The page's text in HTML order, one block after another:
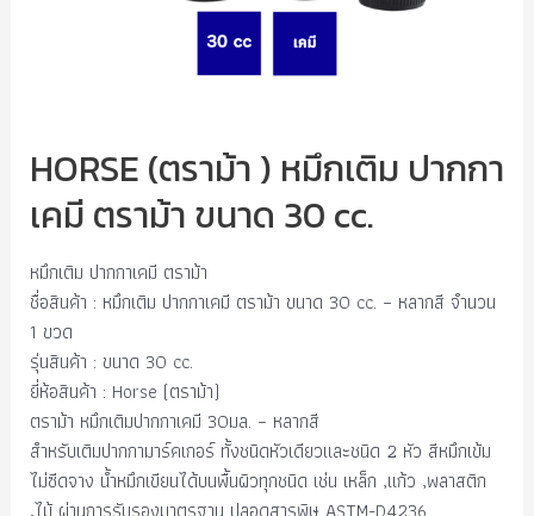
HORSE (ตราม้า ) หมึกเติม ปากกา
เคมี ตราม้า ขนาด 30 cc.
หมึกเติม ปากกาเคมี ตราม้า
ชื่อสินค้า : หมึกเติม ปากกาเคมี ตราม้า ขนาด 30 cc. – หลากสี จำนวน
1 ขวด
รุ่นสินค้า : ขนาด 30 cc.
ยี่ห้อสินค้า : Horse (ตราม้า)
ตราม้า หมึกเติมปากกาเคมี 30มล. – หลากสี
สำหรับเติมปากกามาร์คเกอร์ ทั้งชนิดหัวเดียวและชนิด 2 หัว สีหมึกเข้ม
ไม่ซีดจาง น้ำหมึกเขียนได้บนพื้นผิวทุกชนิด เช่น เหล็ก ,แก้ว ,พลาสติก